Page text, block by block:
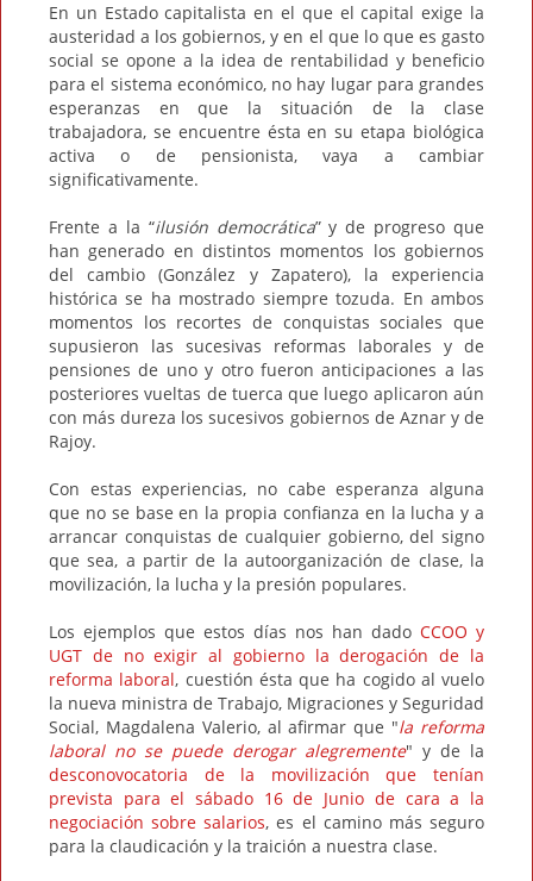
En un Estado capitalista en el que el capital exige la
austeridad a los gobiernos, y en el que lo que es gasto
social se opone a la idea de rentabilidad y beneficio
para el sistema económico, no hay lugar para grandes
esperanzas en que la situación de la clase
trabajadora, se encuentre ésta en su etapa biológica
activa o de pensionista, vaya a cambiar
significativamente.
Frente a la “ilusión democrática” y de progreso que
han generado en distintos momentos los gobiernos
del cambio (González y Zapatero), la experiencia
histórica se ha mostrado siempre tozuda. En ambos
momentos los recortes de conquistas sociales que
supusieron las sucesivas reformas laborales y de
pensiones de uno y otro fueron anticipaciones a las
posteriores vueltas de tuerca que luego aplicaron aún
con más dureza los sucesivos gobiernos de Aznar y de
Rajoy.
Con estas experiencias, no cabe esperanza alguna
que no se base en la propia confianza en la lucha y a
arrancar conquistas de cualquier gobierno, del signo
que sea, a partir de la autoorganización de clase, la
movilización, la lucha y la presión populares.
Los ejemplos que estos días nos han dado CCOO y
UGT de no exigir al gobierno la derogación de la
reforma laboral, cuestión ésta que ha cogido al vuelo
la nueva ministra de Trabajo, Migraciones y Seguridad
Social, Magdalena Valerio, al afirmar que "la reforma
laboral no se puede derogar alegremente" y de la
desconovocatoria de la movilización que tenían
prevista para el sábado 16 de Junio de cara a la
negociación sobre salarios, es el camino más seguro
para la claudicación y la traición a nuestra clase.